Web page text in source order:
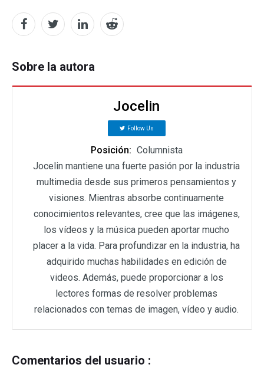
Sobre la autora
Jocelin
Follow Us
Posición: Columnista
Jocelin mantiene una fuerte pasión por la industria
multimedia desde sus primeros pensamientos y
visiones. Mientras absorbe continuamente
conocimientos relevantes, cree que las imágenes,
los vídeos y la música pueden aportar mucho
placer a la vida. Para profundizar en la industria, ha
adquirido muchas habilidades en edición de
videos. Además, puede proporcionar a los
lectores formas de resolver problemas
relacionados con temas de imagen, vídeo y audio.
Comentarios del usuario :